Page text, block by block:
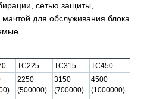
сетью защиты,
для обслуживания блока.
TC225 TC315
TC450
2250
(500000)
3150
(700000)
4500
(1000000)